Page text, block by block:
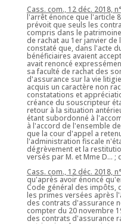
Cass. com., 12 déc. 2018,
l'arrêt énonce que l'article
prévoit que seuls les
compris dans le
de rachat au 1er janvier
constaté que, dans l'acte
bénéficiaires avaient
avait renoncé
sa faculté de rachat des
d'assurance sur la vie
acquis un caractère non
constatations et
créance du souscripteur
retour à la situation
étant subordonné à
à l'accord de l'ensemble
que la cour d'appel a
l'administration fiscale
dégrèvement et la
versés par M. et Mme D...
Cass. com., 12 déc. 2018,
qu'après avoir énoncé
Code général des impôts,
les primes versées après
des contrats d'assurance
compter du 20 novembre
des contrats d'assurance